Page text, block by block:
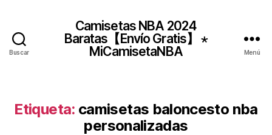
Buscar
Camisetas NBA 2024
Baratas【Envío Gratis】 ⋆
MiCamisetaNBA
Menú
Etiqueta: camisetas baloncesto nba
personalizadas